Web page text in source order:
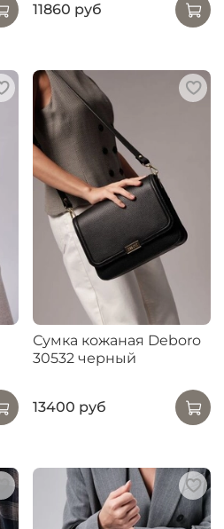
11860 руб
Сумка кожаная Deboro
30532 черный
13400 руб